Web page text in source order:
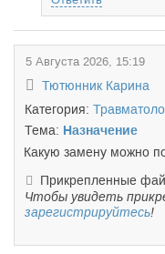
5 Августа 2026, 15:19
Тютюнник Карина
Категория:
Тема: Назначение
Какую замену можно
Прикрепленные
Чтобы увидеть
зарегистрируйтесь!